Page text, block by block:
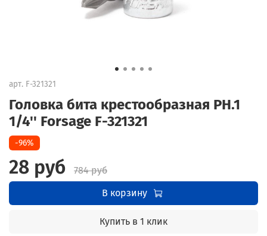
арт. F-321321
Головка бита крестообразная PH.1
1/4'' Forsage F-321321
-96%
28 руб
784 руб
В корзину
Купить в 1 клик